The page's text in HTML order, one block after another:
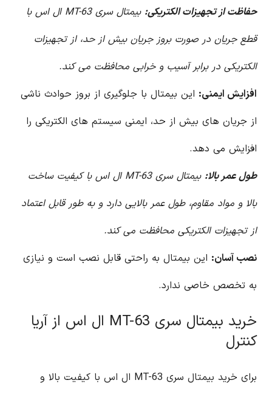
حفاظت از تجهیزات الکتریکی:
بیمتال سری MT-63 ال اس با
قطع جریان در صورت بروز جریان بیش از حد، از تجهیزات
الکتریکی در برابر آسیب و خرابی محافظت می کند.
افزایش ایمنی: این بیمتال با جلوگیری از بروز حوادث ناشی
از جریان های بیش از حد، ایمنی سیستم های الکتریکی را
افزایش می دهد.
طول عمر بالا:
بیمتال سری MT-63 ال اس با کیفیت ساخت
بالا و مواد مقاوم، طول عمر بالایی دارد و به طور قابل اعتماد
از تجهیزات الکتریکی محافظت می کند.
نصب آسان: این بیمتال به راحتی قابل نصب است و نیازی
به تخصص خاصی ندارد.
خرید بیمتال سری MT-63 ال اس از آریا
کنترل
برای خرید بیمتال سری MT-63 ال اس با کیفیت بالا و